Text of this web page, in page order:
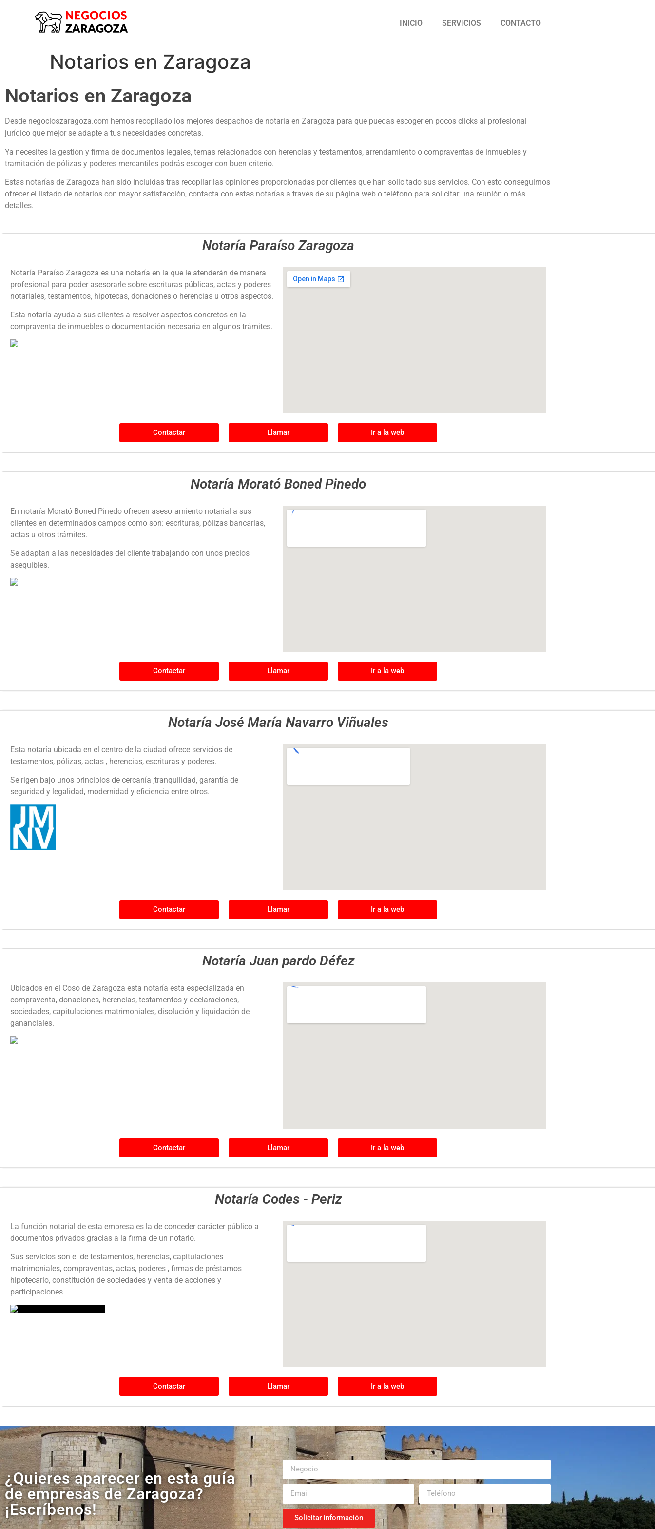
INICIO SERVICIOS CONTACTO
Notarios en Zaragoza
Notarios en Zaragoza
Desde negocioszaragoza.com hemos recopilado los mejores despachos de notaría en Zaragoza para que puedas escoger en pocos clicks al profesional
jurídico que mejor se adapte a tus necesidades concretas.
Ya necesites la gestión y firma de documentos legales, temas relacionados con herencias y testamentos, arrendamiento o compraventas de inmuebles y
tramitación de pólizas y poderes mercantiles podrás escoger con buen criterio.
Estas notarías de Zaragoza han sido incluidas tras recopilar las opiniones proporcionadas por clientes que han solicitado sus servicios. Con esto conseguimos
ofrecer el listado de notarios con mayor satisfacción, contacta con estas notarías a través de su página web o teléfono para solicitar una reunión o más
detalles.
Notaría Paraíso Zaragoza
Notaría Paraíso Zaragoza es una notaría en la que le atenderán de manera
profesional para poder asesorarle sobre escrituras públicas, actas y poderes
notariales, testamentos, hipotecas, donaciones o herencias u otros aspectos.
Esta notaría ayuda a sus clientes a resolver aspectos concretos en la
compraventa de inmuebles o documentación necesaria en algunos trámites.
Contactar Llamar Ir a la web
Notaría Morató Boned Pinedo
En notaría Morató Boned Pinedo ofrecen asesoramiento notarial a sus
clientes en determinados campos como son: escrituras, pólizas bancarias,
actas u otros trámites.
Se adaptan a las necesidades del cliente trabajando con unos precios
asequibles.
Contactar Llamar Ir a la web
Notaría José María Navarro Viñuales
Esta notaría ubicada en el centro de la ciudad ofrece servicios de
testamentos, pólizas, actas , herencias, escrituras y poderes.
Se rigen bajo unos principios de cercanía ,tranquilidad, garantía de
seguridad y legalidad, modernidad y eficiencia entre otros.
Contactar Llamar Ir a la web
Notaría Juan pardo Défez
Ubicados en el Coso de Zaragoza esta notaría esta especializada en
compraventa, donaciones, herencias, testamentos y declaraciones,
sociedades, capitulaciones matrimoniales, disolución y liquidación de
gananciales.
Contactar Llamar Ir a la web
Notaría Codes - Periz
La función notarial de esta empresa es la de conceder carácter público a
documentos privados gracias a la firma de un notario.
Sus servicios son el de testamentos, herencias, capitulaciones
matrimoniales, compraventas, actas, poderes , firmas de préstamos
hipotecario, constitución de sociedades y venta de acciones y
participaciones.
Contactar Llamar Ir a la web
¿Quieres aparecer en esta guía
de empresas de Zaragoza?
¡Escríbenos!
Solicitar información